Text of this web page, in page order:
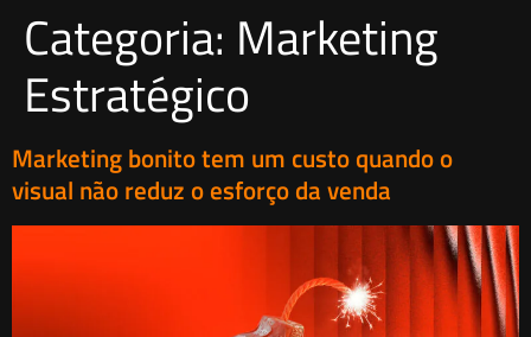
Categoria: Marketing
Estratégico
Marketing bonito tem um custo quando o
visual não reduz o esforço da venda